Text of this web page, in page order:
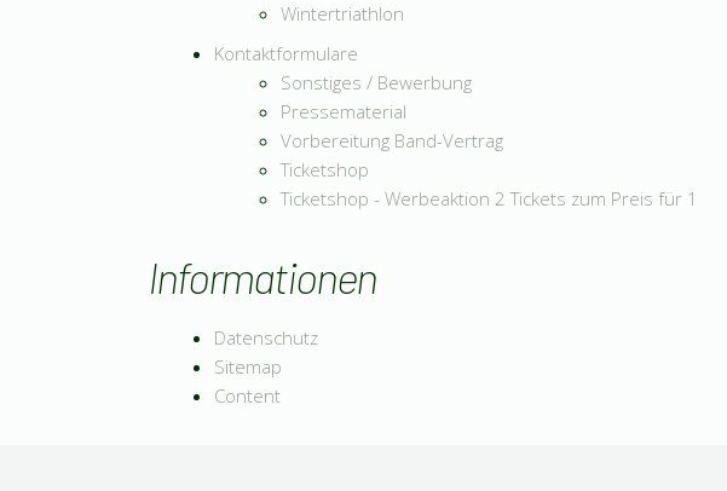
Wintertriathlon
Kontaktformulare
Sonstiges / Bewerbung
Pressematerial
Vorbereitung Band-Vertrag
Ticketshop
Ticketshop - Werbeaktion 2 Tickets zum Preis für 1
Informationen
Datenschutz
Sitemap
Content